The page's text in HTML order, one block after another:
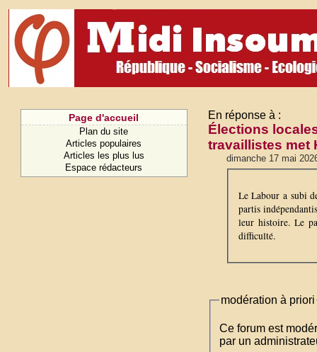
Page d'accueil
Plan du site
Articles populaires
Articles les plus lus
Espace rédacteurs
En réponse à :
Élections
travaillistes met
dimanche 17 mai
Le Labour a subi
partis
leur histoire. Le
difficulté.
modération à priori
Ce forum est
par un